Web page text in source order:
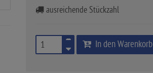
ausreichende Stückzahl
In den Warenkorb